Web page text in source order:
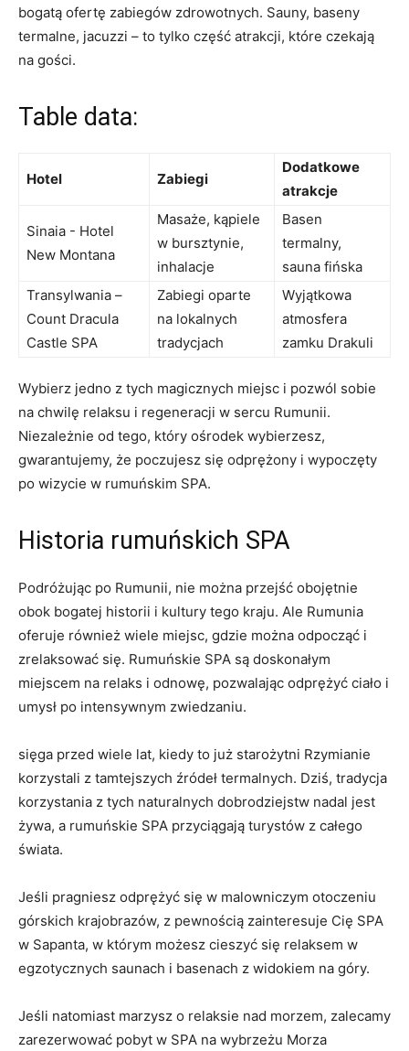
bogatą ofertę zabiegów ⁣zdrowotnych.​ Sauny,⁢ baseny​
termalne,⁣ jacuzzi – to tylko część atrakcji, które czekają
na gości.
Table data:
Hotel Zabiegi
Dodatkowe‍
atrakcje
Sinaia -‌ Hotel
New ‍Montana
Masaże, kąpiele
w bursztynie,
inhalacje
Basen
termalny,
⁤sauna fińska
Transylwania⁣ –
Count Dracula ​
Castle‌ SPA
Zabiegi oparte
⁤na lokalnych ​
tradycjach
Wyjątkowa
⁣atmosfera
zamku Drakuli
Wybierz⁤ jedno z tych ⁤magicznych‌ miejsc i pozwól sobie
na chwilę relaksu i regeneracji ​w sercu Rumunii.​
Niezależnie od⁤ tego, który ośrodek wybierzesz,
gwarantujemy, że poczujesz się odprężony i wypoczęty
‍po wizycie ⁣w rumuńskim‍ SPA.
Historia⁣ rumuńskich SPA
Podróżując po Rumunii, ⁣nie można​ przejść obojętnie
obok bogatej historii i ⁣kultury tego kraju.​ Ale⁢ Rumunia ​
oferuje‍ również wiele miejsc, gdzie można odpocząć ‌i
zrelaksować się. Rumuńskie SPA są⁤ doskonałym
miejscem na relaks i⁣ odnowę, pozwalając odprężyć ciało​ i
umysł po intensywnym‌ zwiedzaniu.
sięga przed wiele lat, kiedy to już starożytni Rzymianie⁤
korzystali ‌z tamtejszych źródeł termalnych. Dziś, tradycja
korzystania z‌ tych naturalnych ‍dobrodziejstw ​nadal jest
żywa, a rumuńskie SPA przyciągają turystów z całego
świata.
Jeśli pragniesz odprężyć się w ⁢malowniczym otoczeniu
‌górskich krajobrazów, z pewnością ‌zainteresuje Cię SPA
⁤w Sapanta, w którym możesz cieszyć się relaksem w
egzotycznych⁤ saunach i basenach z widokiem na ‍góry.
Jeśli natomiast marzysz‍ o relaksie nad morzem, zalecamy
zarezerwować‌ pobyt⁣ w SPA na‍ wybrzeżu Morza